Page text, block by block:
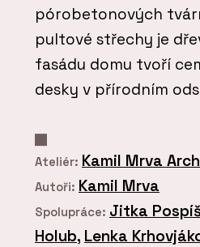
pórobetonových
pultové střechy je
fasádu domu tvoří
desky v přírodním
Ateliér: Kamil Mrva
Autoři: Kamil Mrva
Spolupráce: Jitka
Holub, Lenka